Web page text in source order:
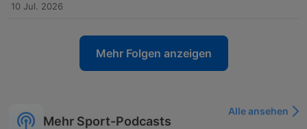
10 Jul. 2026
Mehr Folgen anzeigen
Mehr Sport-Podcasts
Alle ansehen